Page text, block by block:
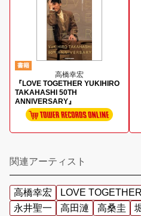
書籍
高橋幸宏
『LOVE TOGETHER YUKIHIRO
TAKAHASHI 50TH
ANNIVERSARY』
関連アーティスト
高橋幸宏 LOVE
永井聖一
高田漣 高桑圭